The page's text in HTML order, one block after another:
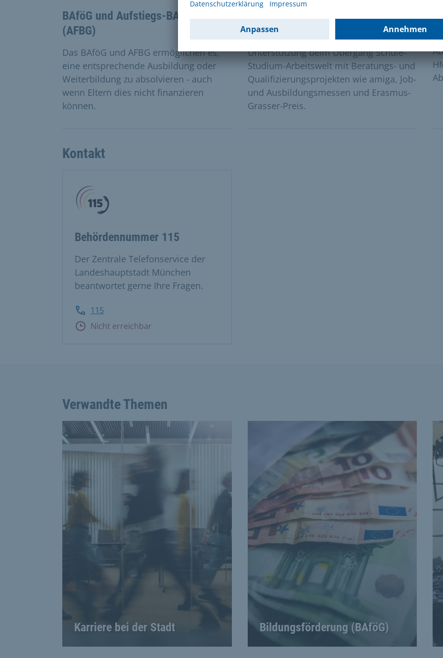
BAföG und Aufstiegs-BAföG
(AFBG)
Das BAföG und AFBG ermöglichen es,
eine entsprechende Ausbildung oder
Weiterbildung zu absolvieren - auch
wenn Eltern dies nicht finanzieren
können.
Förderung Jugendliche und
Studierende
Unterstützung beim Übergang Schule-
Studium-Arbeitswelt mit Beratungs- und
Qualifizierungsprojekten wie amiga, Job-
und Ausbildungsmessen und Erasmus-
Grasser-Preis.
Kontakt
Behördennummer 115
Der Zentrale Telefonservice der
Landeshauptstadt München
beantwortet gerne Ihre Fragen.
115
Nicht erreichbar
Verwandte Themen
Karriere bei der Stadt Bildungsförderung (BAföG)